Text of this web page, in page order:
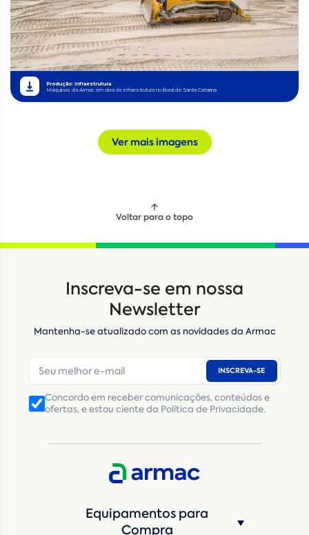
Produção: infraestrutura
Máquinas da Armac em obra de infraestrutura no litoral de Santa Catarina
Ver mais imagens
Voltar para o topo
Inscreva-se em nossa
Newsletter
Mantenha-se atualizado com as novidades da Armac
INSCREVA-SE
Concordo em receber comunicações, conteúdos e
ofertas, e estou ciente da Política de Privacidade.
Equipamentos para
Compra
Locação Compra de seminovos
E-mail*
Número de telefone
CNPJ Inscrição Estadual(Produtor Rural)
CNPJ da empresa/ CPF - Produtor rural*